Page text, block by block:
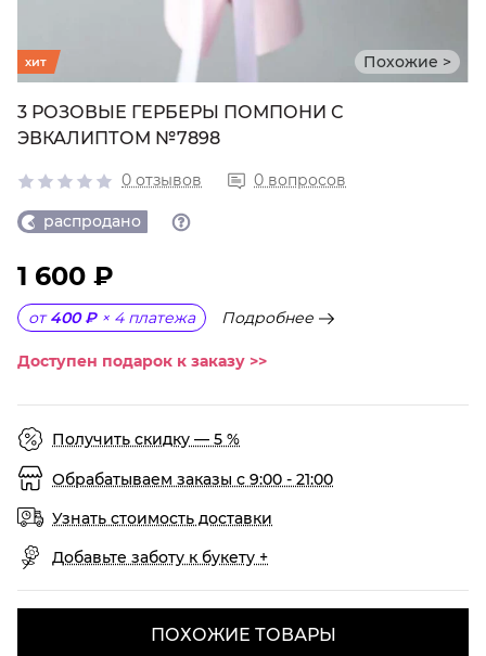
Похожие >
хит
3 РОЗОВЫЕ ГЕРБЕРЫ ПОМПОНИ С
ЭВКАЛИПТОМ №7898
0 отзывов 0 вопросов
распродано
1 600 ₽
от 400 ₽ × 4 платежа Подробнее
Доступен подарок к заказу >>
Получить скидку — 5 %
Обрабатываем заказы с 9:00 - 21:00
Узнать стоимость доставки
Добавьте заботу к букету +
ПОХОЖИЕ ТОВАРЫ